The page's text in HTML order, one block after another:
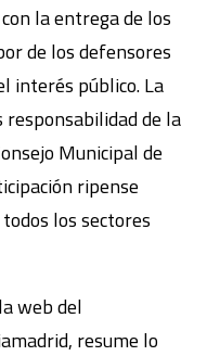
la entrega de los
de los defensores
interés público. La
responsabilidad de la
Municipal de
ripense
los sectores
web del
resume lo